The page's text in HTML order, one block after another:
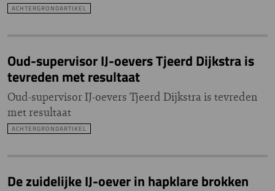
ACHTERGRONDARTIKEL
Oud-supervisor IJ-oevers Tjeerd Dijkstra is
tevreden met resultaat
Oud-supervisor IJ-oevers Tjeerd Dijkstra is tevreden
met resultaat
ACHTERGRONDARTIKEL
De zuidelijke IJ-oever in hapklare brokken